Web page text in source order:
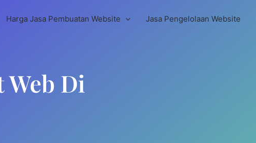
Harga Jasa Pembuatan Website Jasa Pengelolaan Website
Web Di